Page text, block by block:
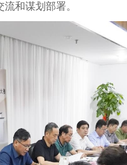
和谋划部署。